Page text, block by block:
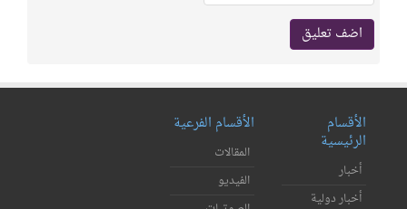
الأقسام
الرئيسية
أخبار
أخبار دولية
الأقسام الفرعية
المقالات
الفيديو